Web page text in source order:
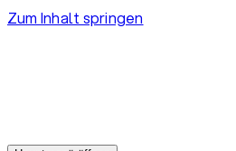
Zum Inhalt springen